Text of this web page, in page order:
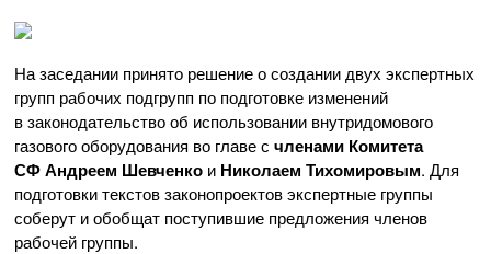
На заседании принято решение о создании двух экспертных
групп рабочих подгрупп по подготовке изменений
в законодательство об использовании внутридомового
газового оборудования во главе с членами Комитета
СФАндреем Шевченко и Николаем Тихомировым. Для
подготовки текстов законопроектов экспертные группы
соберут и обобщат поступившие предложения членов
рабочей группы.